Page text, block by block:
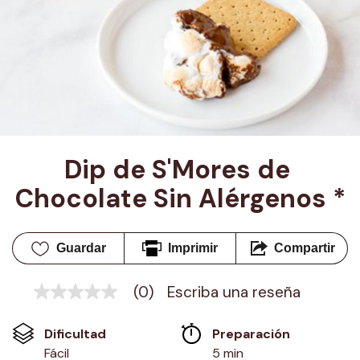
Dip de S'Mores de
Chocolate Sin Alérgenos *
Guardar Imprimir Compartir
Sin
en
(0) Escriba una reseña
Dificultad
Fácil
Preparación
5 min